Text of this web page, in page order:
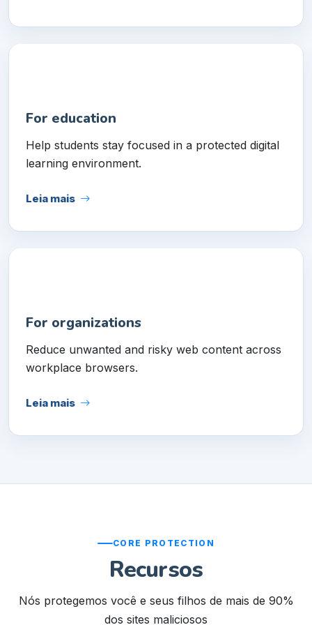
For education
Help students stay focused in a protected digital
learning environment.
Leia mais
For organizations
Reduce unwanted and risky web content across
workplace browsers.
Leia mais
CORE PROTECTION
Recursos
Nós protegemos você e seus filhos de mais de 90%
dos sites maliciosos